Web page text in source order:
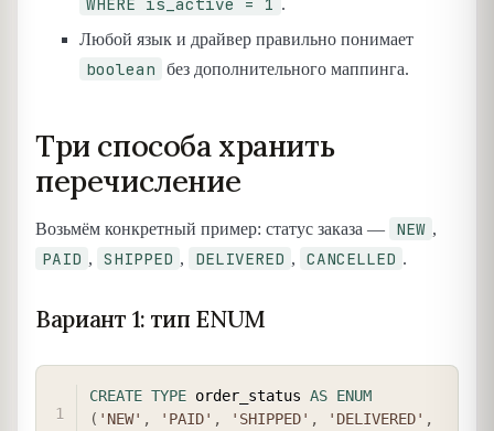
.
Любой язык и драйвер правильно понимает
boolean без дополнительного маппинга.
Три способа хранить
перечисление
Возьмём конкретный пример: статус заказа — NEW ,
PAID , SHIPPED , DELIVERED , CANCELLED .
Вариант 1: тип ENUM
CREATE TYPE order_status AS ENUM
( 'NEW' , 'PAID' , 'SHIPPED' , 'DELIVERED' ,